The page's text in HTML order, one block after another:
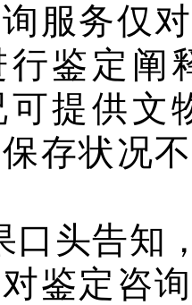
服务仅
鉴定阐
提供文
存状况
口头告知
鉴定咨